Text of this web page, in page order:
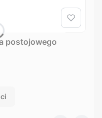
postojowego